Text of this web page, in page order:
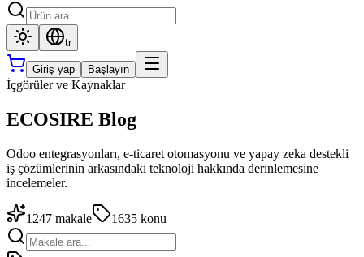
tr
Giriş yap Başlayın
İçgörüler ve Kaynaklar
ECOSIRE Blog
Odoo entegrasyonları, e-ticaret otomasyonu ve yapay zeka destekli
iş çözümlerinin arkasındaki teknoloji hakkında derinlemesine
incelemeler.
1247 makale 1635 konu